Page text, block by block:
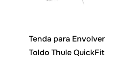
Tenda para Envolver
Toldo Thule QuickFit